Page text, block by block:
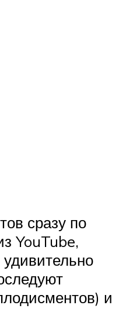
сразу по
YouTube,
и